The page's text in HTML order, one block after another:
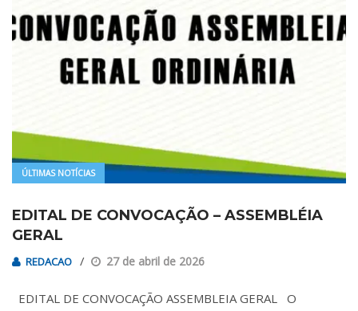
ÚLTIMAS NOTÍCIAS
EDITAL DE CONVOCAÇÃO – ASSEMBLÉIA
GERAL
REDACAO 27 de abril de 2026
EDITAL DE CONVOCAÇÃO ASSEMBLEIA GERAL O